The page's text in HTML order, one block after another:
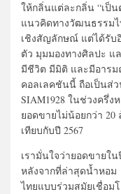
ให้กลิ่นแต่ละกลิ่น “เป็น
แนวคิดทางวัฒนธรรมไ
เชิงสัญลักษณ์ แต่ได้รับ
ตัว มุมมองทางศิลปะ แ
มีชีวิต มีมิติ และมีอารม
คอลเลคชันนี้ ถือเป็นส่
SIAM1928 ในช่วงครึ่ง
ยอดขายไม่น้อยกว่า 20
เทียบกับปี 2567
เรามั่นใจว่ายอดขายใ
หลังจากที่ล่าสุดน้ำหอม
ไทยแบบร่วมสมัยเชื่อม